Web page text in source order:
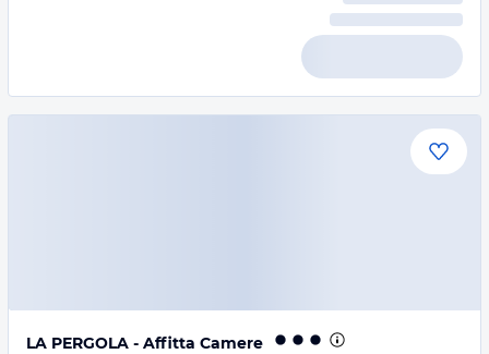
LA PERGOLA - Affitta Camere